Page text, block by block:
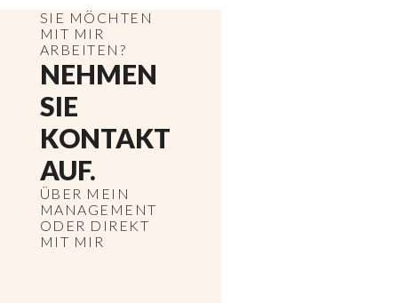
SIE MÖCHTEN
MIT MIR
ARBEITEN?
NEHMEN
SIE
KONTAKT
AUF.
ÜBER MEIN
MANAGEMENT
ODER DIREKT
MIT MIR